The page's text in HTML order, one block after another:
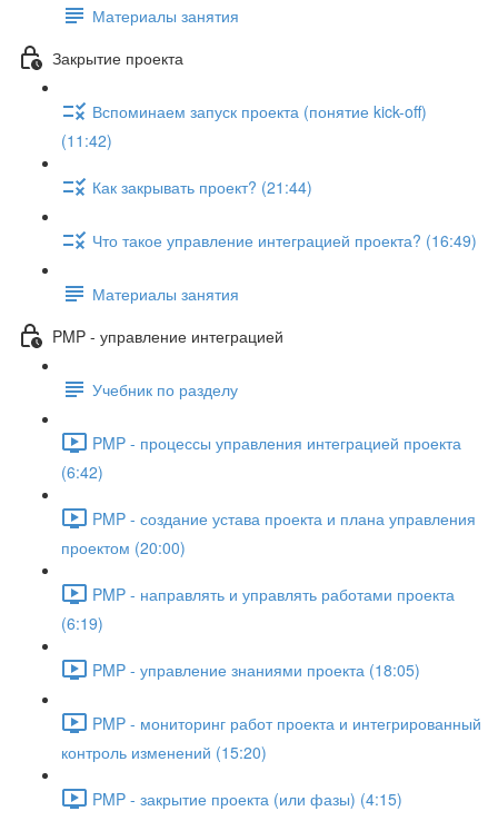
Материалы занятия
Закрытие проекта
Вспоминаем запуск проекта (понятие kick-off)
(11:42)
Как закрывать проект? (21:44)
Что такое управление интеграцией проекта? (16:49)
Материалы занятия
PMP - управление интеграцией
Учебник по разделу
PMP - процессы управления интеграцией проекта
(6:42)
PMP - создание устава проекта и плана управления
проектом (20:00)
PMP - направлять и управлять работами проекта
(6:19)
PMP - управление знаниями проекта (18:05)
PMP - мониторинг работ проекта и интегрированный
контроль изменений (15:20)
PMP - закрытие проекта (или фазы) (4:15)